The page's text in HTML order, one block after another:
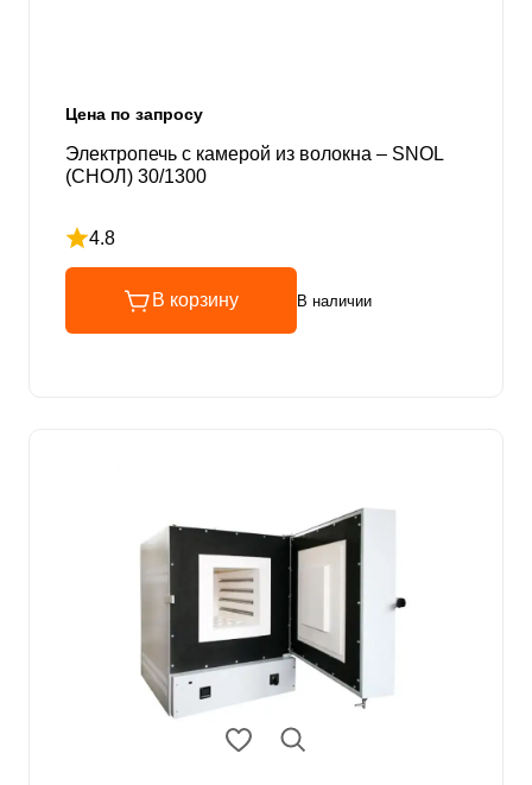
Цена по запросу
Электропечь с камерой из волокна – SNOL
(СНОЛ) 30/1300
4.8
Рейтинг 4.8 из 5
В корзину В наличии